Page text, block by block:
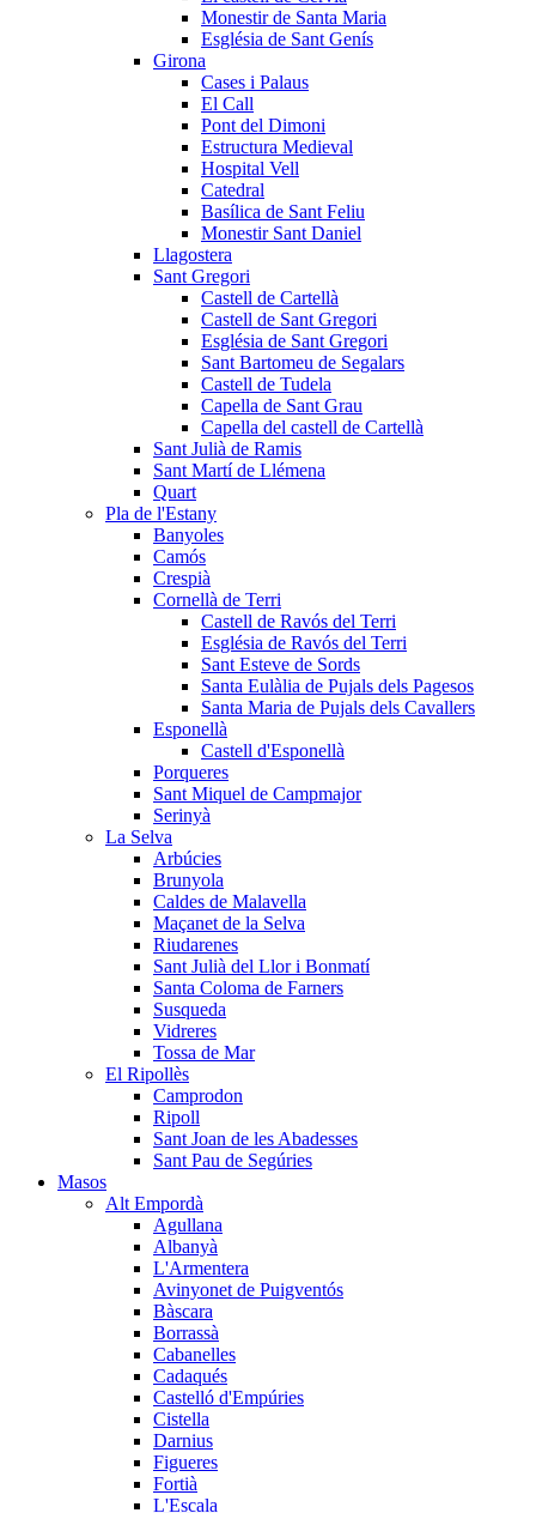
Monestir de Santa Maria
Església de Sant Genís
Girona
Cases i Palaus
El Call
Pont del Dimoni
Estructura Medieval
Hospital Vell
Catedral
Basílica de Sant Feliu
Monestir Sant Daniel
Llagostera
Sant Gregori
Castell de Cartellà
Castell de Sant Gregori
Església de Sant Gregori
Sant Bartomeu de Segalars
Castell de Tudela
Capella de Sant Grau
Capella del castell de Cartellà
Sant Julià de Ramis
Sant Martí de Llémena
Quart
Pla de l'Estany
Banyoles
Camós
Crespià
Cornellà de Terri
Castell de Ravós del Terri
Església de Ravós del Terri
Sant Esteve de Sords
Santa Eulàlia de Pujals dels Pagesos
Santa Maria de Pujals dels Cavallers
Esponellà
Castell d'Esponellà
Porqueres
Sant Miquel de Campmajor
Serinyà
La Selva
Arbúcies
Brunyola
Caldes de Malavella
Maçanet de la Selva
Riudarenes
Sant Julià del Llor i Bonmatí
Santa Coloma de Farners
Susqueda
Vidreres
Tossa de Mar
El Ripollès
Camprodon
Ripoll
Sant Joan de les Abadesses
Sant Pau de Segúries
Masos
Alt Empordà
Agullana
Albanyà
L'Armentera
Avinyonet de Puigventós
Bàscara
Borrassà
Cabanelles
Cadaqués
Castelló d'Empúries
Cistella
Darnius
Figueres
Fortià
L'Escala